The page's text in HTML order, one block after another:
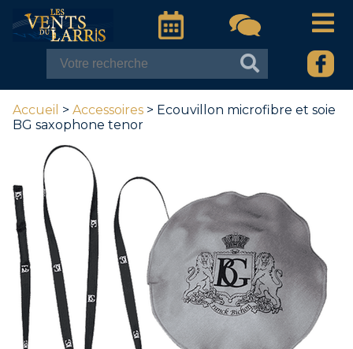
Accueil > Accessoires > Ecouvillon microfibre et soie
BG saxophone tenor